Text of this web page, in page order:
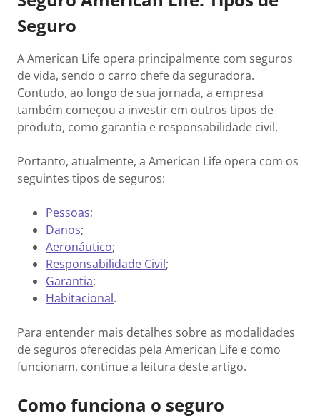
Seguro
A American Life opera principalmente com seguros
de vida, sendo o carro chefe da seguradora.
Contudo, ao longo de sua jornada, a empresa
também começou a investir em outros tipos de
produto, como garantia e responsabilidade civil.
Portanto, atualmente, a American Life opera com os
seguintes tipos de seguros:
Pessoas;
Danos;
Aeronáutico;
Responsabilidade Civil;
Garantia;
Habitacional.
Para entender mais detalhes sobre as modalidades
de seguros oferecidas pela American Life e como
funcionam, continue a leitura deste artigo.
Como funciona o seguro